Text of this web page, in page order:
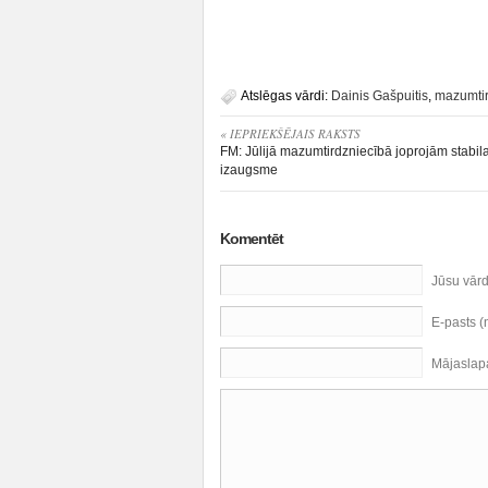
Atslēgas vārdi: Dainis Gašpuitis,
« IEPRIEKŠĒJAIS RAKSTS
FM: Jūlijā mazumtirdzniecībā joprojām
izaugsme
Komentēt
Jūsu
E-pasts